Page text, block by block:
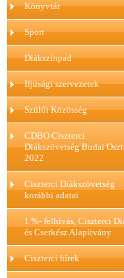
Könyvtár
Sport
Diákszínpad
Ifjúsági szervezetek
Szülői Közösség
CDBO Ciszterci
Diákszövetség Budai
2022
Ciszterci Diákszövetség
korábbi adatai
1 %- felhívás, Ciszterci
és Cserkész Alapítvány
Ciszterci hírek